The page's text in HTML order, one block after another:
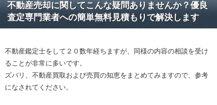
不動産売却に関してこんな疑問ありませんか？優良
査定専門業者への簡単無料見積もりで解決します
不動産鑑定士をして２０数年経ちますが、同様の内容の相談を受け
ることが非常に多いです。
ズバリ、不動産買取および売買の知恵をまとめてみますので、参考
になされてください。